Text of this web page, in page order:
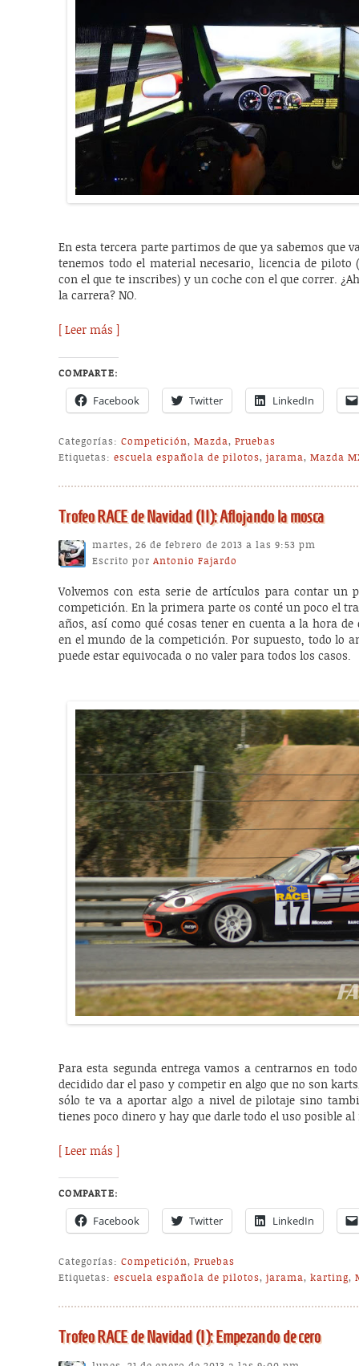
En esta tercera parte partimos de que ya sabemos que
tenemos todo el material necesario, licencia de piloto
con el que te inscribes) y un coche con el que correr.
la carrera? NO.
[ Leer más ]
COMPARTE:
Facebook Twitter LinkedIn
Categorías: Competición,Mazda,Pruebas
Etiquetas: escuela española de pilotos,jarama,Mazda
Trofeo RACE de Navidad (II): Aflojando la mosca
martes, 26 de febrero de 2013 a las 9:53 pm
Escrito porAntonio Fajardo
Volvemos con esta serie de artículos para contar un
competición. En la primera parte os conté un poco el
años, así como qué cosas tener en cuenta a la hora
en el mundo de la competición. Por supuesto, todo lo
puede estar equivocada o no valer para todos los casos.
Para esta segunda entrega vamos a centrarnos en
decidido dar el paso y competir en algo que no son
sólo te va a aportar algo a nivel de pilotaje sino
tienes poco dinero y hay que darle todo el uso posible
[ Leer más ]
COMPARTE:
Facebook Twitter LinkedIn
Categorías: Competición,Pruebas
Etiquetas: escuela española de pilotos,jarama,karting,
Trofeo RACE de Navidad (I): Empezando de cero